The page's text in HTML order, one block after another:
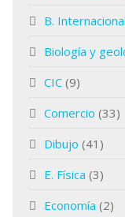
B. Internacional
Biología y
CIC (9)
Comercio (33)
Dibujo (41)
E. Física (3)
Economía (2)